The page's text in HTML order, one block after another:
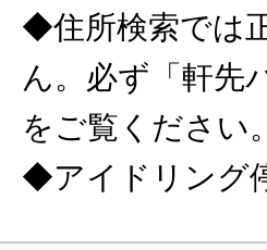
◆住所検索では
ん。必ず「軒先
をご覧ください。
◆アイドリング